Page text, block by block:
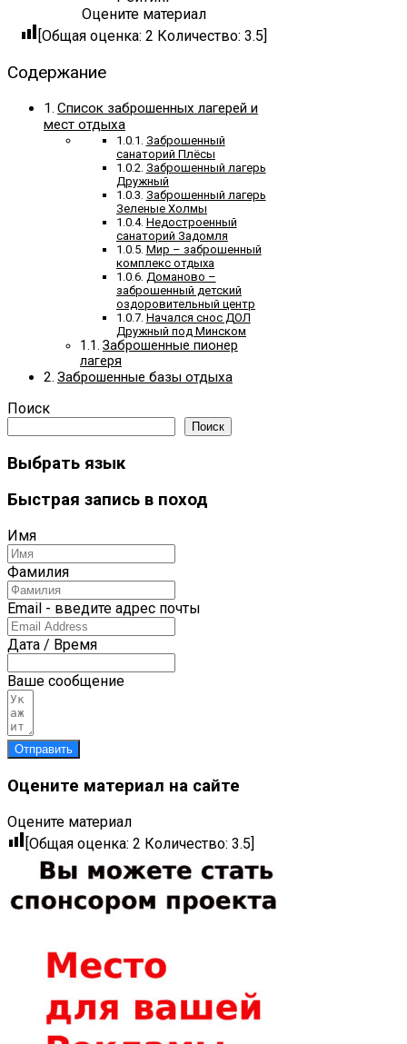
Оцените материал
[Общая оценка: 2 Количество: 3.5]
Содержание
Список заброшенных лагерей и
мест отдыха
Заброшенный
санаторий Плёсы
Заброшенный лагерь
Дружный
Заброшенный лагерь
Зеленые Холмы
Недостроенный
санаторий Задомля
Мир – заброшенный
комплекс отдыха
Доманово –
заброшенный детский
оздоровительный центр
Начался снос ДОЛ
Дружный под Минском
Заброшенные пионер
лагеря
Заброшенные базы отдыха
Поиск
Поиск
Выбрать язык
Быстрая запись в поход
Имя
Фамилия
Email - введите адрес почты
Дата / Время
Ваше сообщение
Отправить
Оцените материал на сайте
Оцените материал
[Общая оценка: 2 Количество: 3.5]